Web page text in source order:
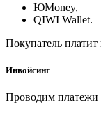
ЮMoney,
QIWI Wallet.
Покупатель платит
Инвойсинг
Проводим платежи